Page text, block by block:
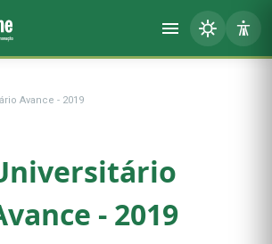
Avance - 2019
- 2019